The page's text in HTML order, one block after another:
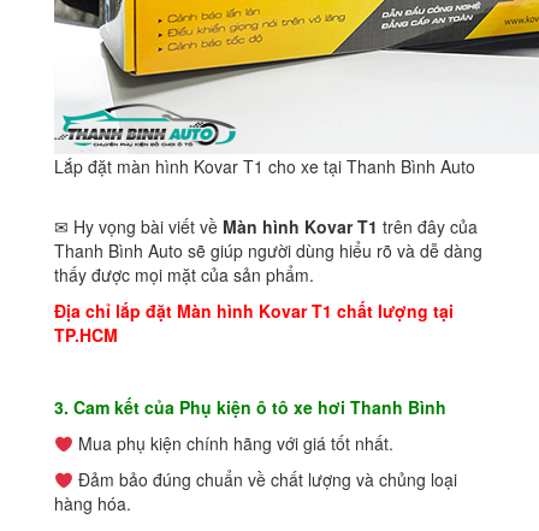
Lắp đặt màn hình Kovar T1 cho xe tại Thanh Bình Auto
✉ Hy vọng bài viết về Màn hình Kovar T1 trên đây của
Thanh Bình Auto sẽ giúp người dùng hiểu rõ và dễ dàng
thấy được mọi mặt của sản phẩm.
Địa chỉ lắp đặt Màn hình Kovar T1 chất lượng tại
TP.HCM
3. Cam kết của Phụ kiện ô tô xe hơi Thanh Bình
Mua phụ kiện chính hãng với giá tốt nhất.
Đảm bảo đúng chuẩn về chất lượng và chủng loại
hàng hóa.